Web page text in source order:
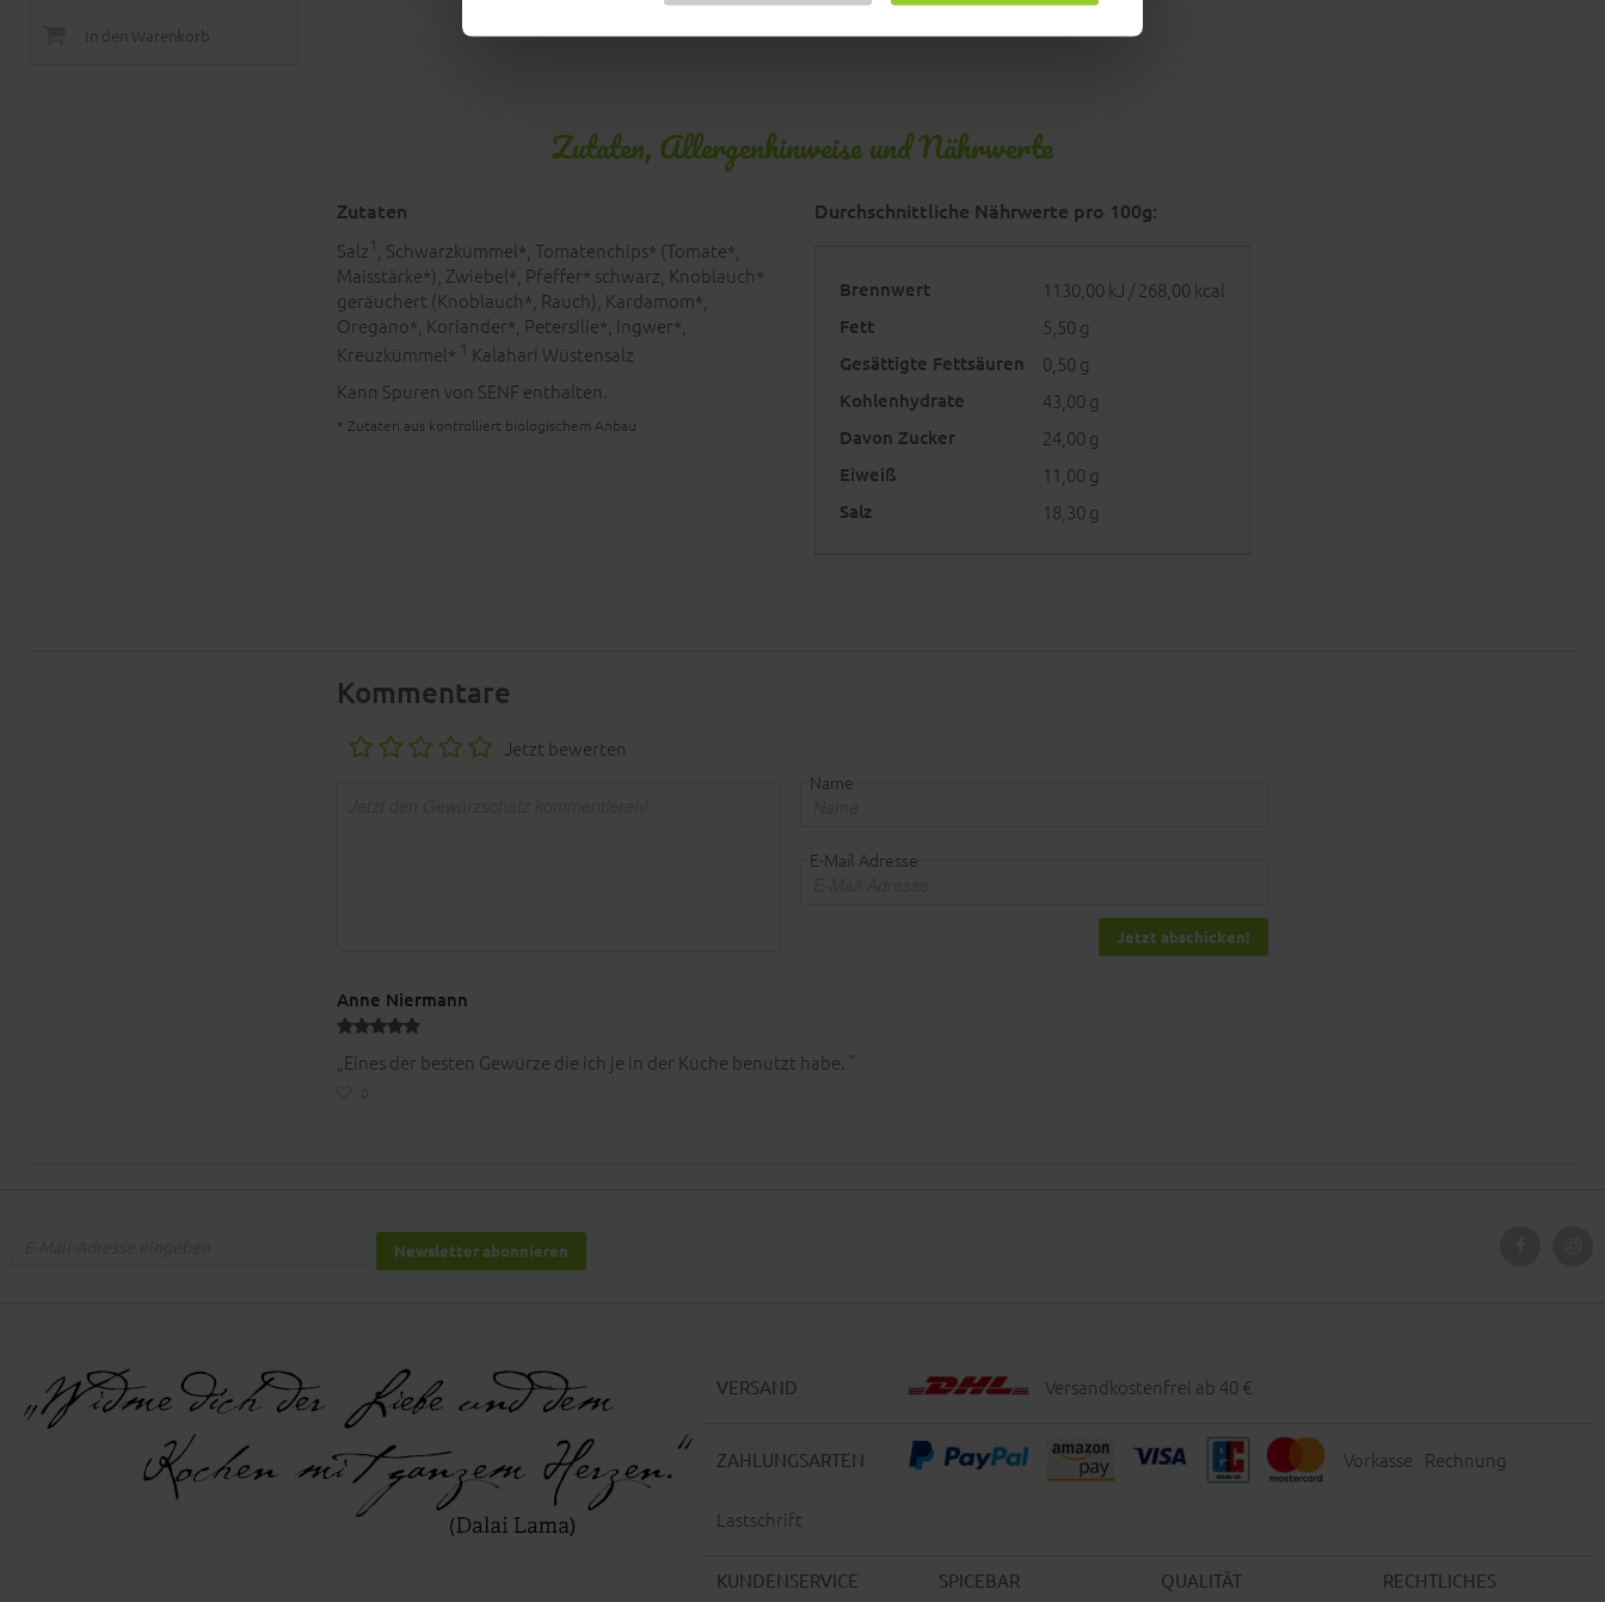
In den Warenkorb
Zutaten, Allergenhinweise und Nährwerte
Zutaten
Salz 1 , Schwarzkümmel*, Tomatenchips* (Tomate*,
Maisstärke*), Zwiebel*, Pfeffer* schwarz, Knoblauch*
geräuchert (Knoblauch*, Rauch), Kardamom*,
Oregano*, Koriander*, Petersilie*, Ingwer*,
Kreuzkümmel* 1 Kalahari Wüstensalz
Kann Spuren von SENF enthalten.
* Zutaten aus kontrolliert biologischem Anbau
Durchschnittliche Nährwerte pro 100g:
Brennwert 1130,00 kJ / 268,00 kcal
Fett 5,50 g
Gesättigte Fettsäuren 0,50 g
Kohlenhydrate 43,00 g
Davon Zucker 24,00 g
Eiweiß 11,00 g
Salz 18,30 g
Kommentare
Jetzt bewerten
Name
E-Mail Adresse
Jetzt abschicken!
Anne Niermann
„Eines der besten Gewürze die ich je in der Küche benutzt habe. ”
Newsletter abonnieren
VERSAND Versandkostenfrei ab 40 €
ZAHLUNGSARTEN Vorkasse Rechnung
Lastschrift
KUNDENSERVICE SPICEBAR QUALITÄT RECHTLICHES